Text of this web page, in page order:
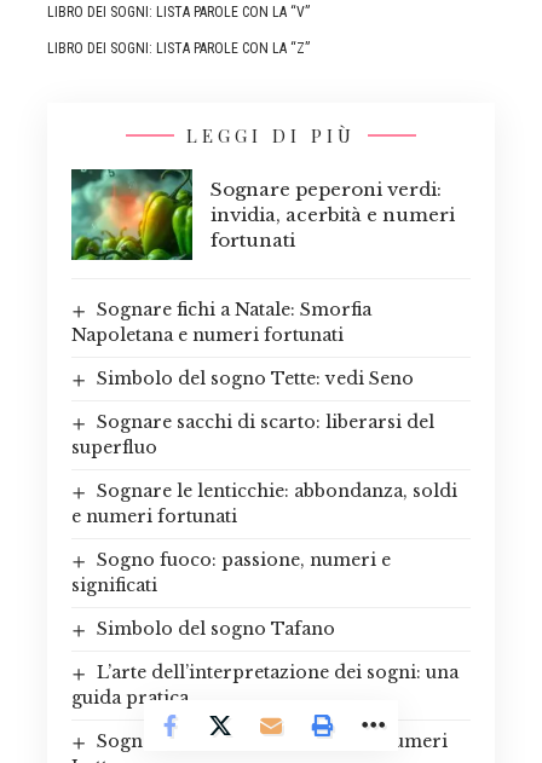
LIBRO DEI SOGNI: LISTA PAROLE CON LA “V”
LIBRO DEI SOGNI: LISTA PAROLE CON LA “Z”
LEGGI DI PIÙ
Sognare peperoni verdi:
invidia, acerbità e numeri
fortunati
Sognare fichi a Natale: Smorfia
Napoletana e numeri fortunati
Simbolo del sogno Tette: vedi Seno
Sognare sacchi di scarto: liberarsi del
superfluo
Sognare le lenticchie: abbondanza, soldi
e numeri fortunati
Sogno fuoco: passione, numeri e
significati
Simbolo del sogno Tafano
L’arte dell’interpretazione dei sogni: una
guida pratica
Sognare i fulmini: rivelazioni e numeri